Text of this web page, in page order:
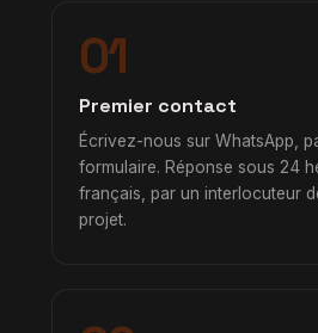
01
Premier contact
Écrivez-nous sur WhatsApp,
formulaire. Réponse sous 24
français, par un interlocuteur
projet.